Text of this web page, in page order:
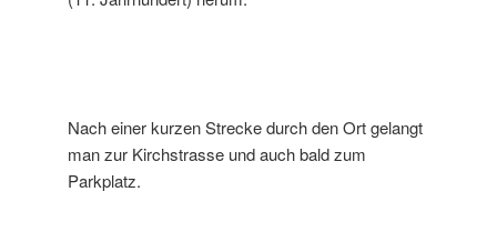
Nach einer kurzen Strecke durch den Ort gelangt
man zur Kirchstrasse und auch bald zum
Parkplatz.